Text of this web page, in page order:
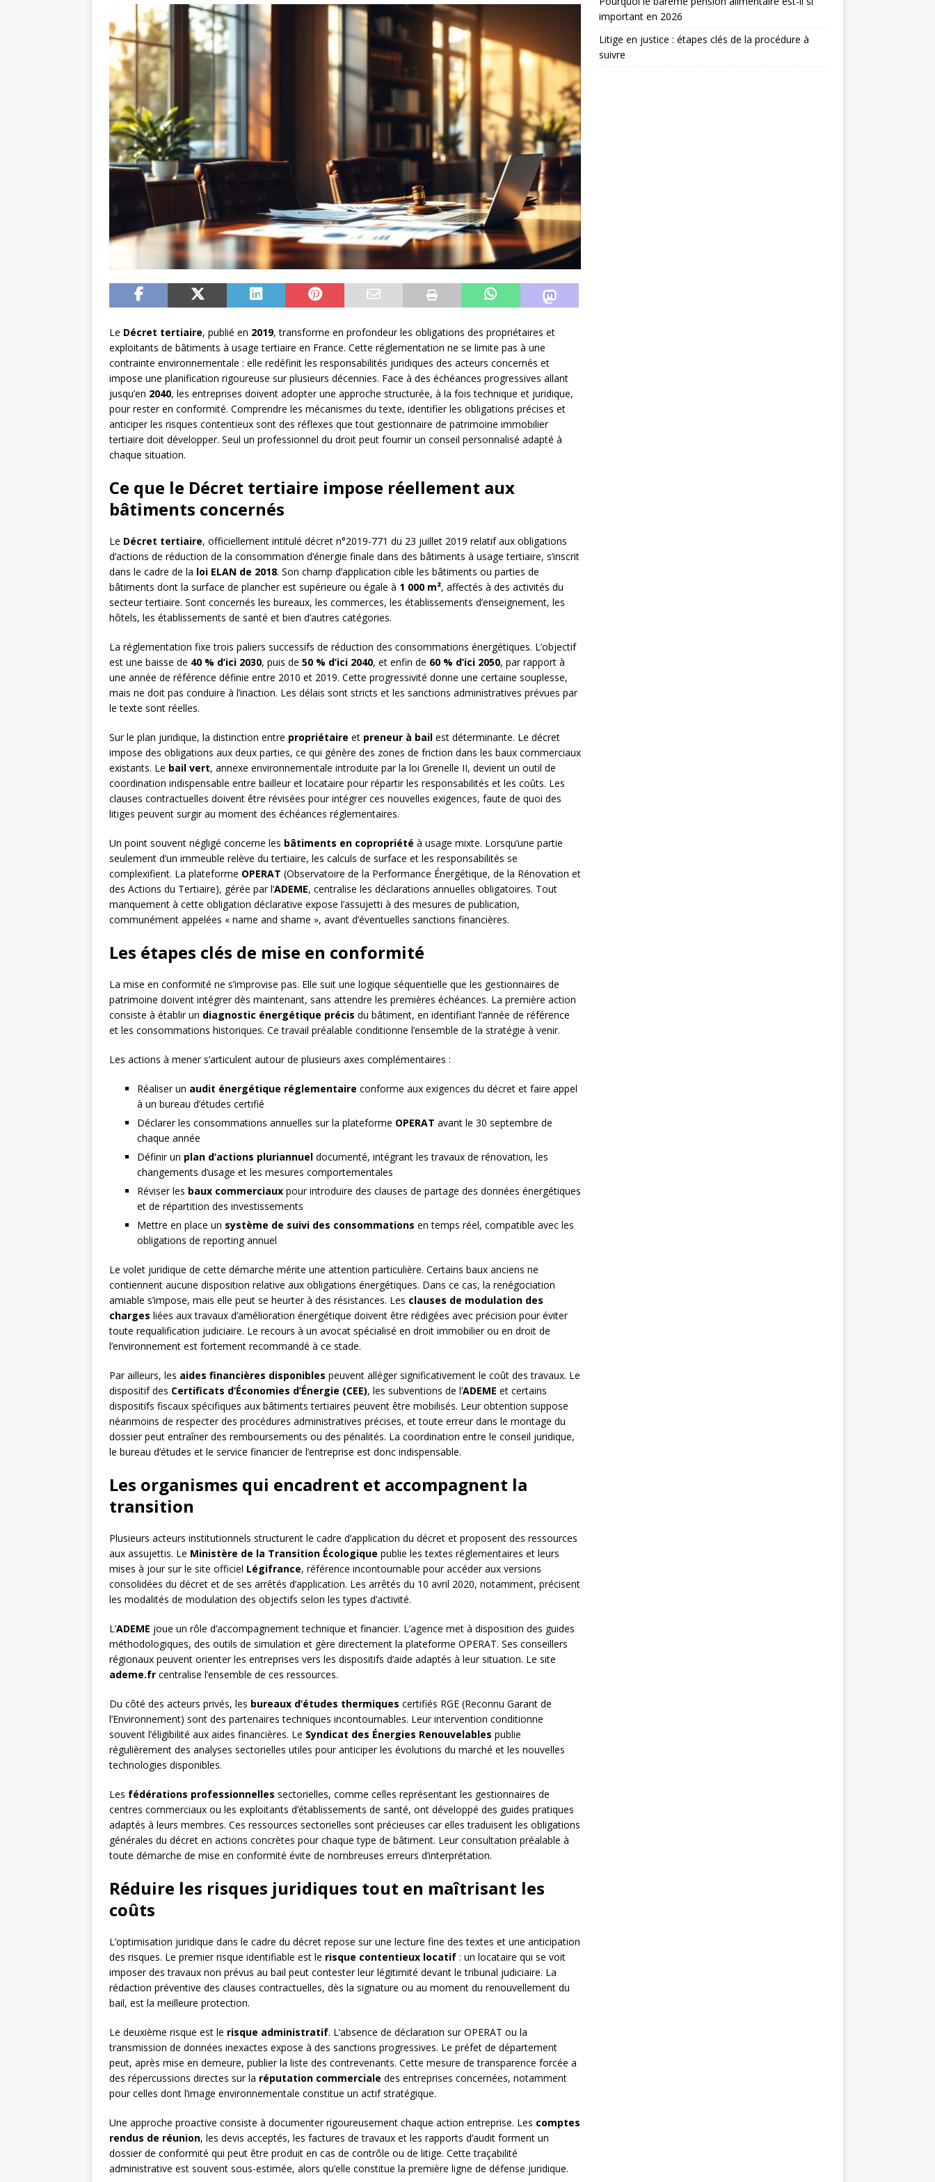
Le Décret tertiaire, publié en 2019, transforme en profondeur les obligations des propriétaires et
exploitants de bâtiments à usage tertiaire en France. Cette réglementation ne se limite pas à une
contrainte environnementale : elle redéfinit les responsabilités juridiques des acteurs concernés et
impose une planification rigoureuse sur plusieurs décennies. Face à des échéances progressives allant
jusqu’en 2040, les entreprises doivent adopter une approche structurée, à la fois technique et juridique,
pour rester en conformité. Comprendre les mécanismes du texte, identifier les obligations précises et
anticiper les risques contentieux sont des réflexes que tout gestionnaire de patrimoine immobilier
tertiaire doit développer. Seul un professionnel du droit peut fournir un conseil personnalisé adapté à
chaque situation.
Ce que le Décret tertiaire impose réellement aux
bâtiments concernés
Le Décret tertiaire, officiellement intitulé décret n°2019-771 du 23 juillet 2019 relatif aux obligations
d’actions de réduction de la consommation d’énergie finale dans des bâtiments à usage tertiaire, s’inscrit
dans le cadre de la loi ELAN de 2018. Son champ d’application cible les bâtiments ou parties de
bâtiments dont la surface de plancher est supérieure ou égale à 1 000 m², affectés à des activités du
secteur tertiaire. Sont concernés les bureaux, les commerces, les établissements d’enseignement, les
hôtels, les établissements de santé et bien d’autres catégories.
La réglementation fixe trois paliers successifs de réduction des consommations énergétiques. L’objectif
est une baisse de 40 % d’ici 2030, puis de 50 % d’ici 2040, et enfin de 60 % d’ici 2050, par rapport à
une année de référence définie entre 2010 et 2019. Cette progressivité donne une certaine souplesse,
mais ne doit pas conduire à l’inaction. Les délais sont stricts et les sanctions administratives prévues par
le texte sont réelles.
Sur le plan juridique, la distinction entre propriétaire et preneur à bail est déterminante. Le décret
impose des obligations aux deux parties, ce qui génère des zones de friction dans les baux commerciaux
existants. Le bail vert, annexe environnementale introduite par la loi Grenelle II, devient un outil de
coordination indispensable entre bailleur et locataire pour répartir les responsabilités et les coûts. Les
clauses contractuelles doivent être révisées pour intégrer ces nouvelles exigences, faute de quoi des
litiges peuvent surgir au moment des échéances réglementaires.
Un point souvent négligé concerne les bâtiments en copropriété à usage mixte. Lorsqu’une partie
seulement d’un immeuble relève du tertiaire, les calculs de surface et les responsabilités se
complexifient. La plateforme OPERAT (Observatoire de la Performance Énergétique, de la Rénovation et
des Actions du Tertiaire), gérée par l’ADEME, centralise les déclarations annuelles obligatoires. Tout
manquement à cette obligation déclarative expose l’assujetti à des mesures de publication,
communément appelées « name and shame », avant d’éventuelles sanctions financières.
Les étapes clés de mise en conformité
La mise en conformité ne s’improvise pas. Elle suit une logique séquentielle que les gestionnaires de
patrimoine doivent intégrer dès maintenant, sans attendre les premières échéances. La première action
consiste à établir un diagnostic énergétique précis du bâtiment, en identifiant l’année de référence
et les consommations historiques. Ce travail préalable conditionne l’ensemble de la stratégie à venir.
Les actions à mener s’articulent autour de plusieurs axes complémentaires :
Réaliser un audit énergétique réglementaire conforme aux exigences du décret et faire appel
à un bureau d’études certifié
Déclarer les consommations annuelles sur la plateforme OPERAT avant le 30 septembre de
chaque année
Définir un plan d’actions pluriannuel documenté, intégrant les travaux de rénovation, les
changements d’usage et les mesures comportementales
Réviser les baux commerciaux pour introduire des clauses de partage des données énergétiques
et de répartition des investissements
Mettre en place un système de suivi des consommations en temps réel, compatible avec les
obligations de reporting annuel
Le volet juridique de cette démarche mérite une attention particulière. Certains baux anciens ne
contiennent aucune disposition relative aux obligations énergétiques. Dans ce cas, la renégociation
amiable s’impose, mais elle peut se heurter à des résistances. Les clauses de modulation des
charges liées aux travaux d’amélioration énergétique doivent être rédigées avec précision pour éviter
toute requalification judiciaire. Le recours à un avocat spécialisé en droit immobilier ou en droit de
l’environnement est fortement recommandé à ce stade.
Par ailleurs, les aides financières disponibles peuvent alléger significativement le coût des travaux. Le
dispositif des Certificats d’Économies d’Énergie (CEE), les subventions de l’ADEME et certains
dispositifs fiscaux spécifiques aux bâtiments tertiaires peuvent être mobilisés. Leur obtention suppose
néanmoins de respecter des procédures administratives précises, et toute erreur dans le montage du
dossier peut entraîner des remboursements ou des pénalités. La coordination entre le conseil juridique,
le bureau d’études et le service financier de l’entreprise est donc indispensable.
Les organismes qui encadrent et accompagnent la
transition
Plusieurs acteurs institutionnels structurent le cadre d’application du décret et proposent des ressources
aux assujettis. Le Ministère de la Transition Écologique publie les textes réglementaires et leurs
mises à jour sur le site officiel Légifrance, référence incontournable pour accéder aux versions
consolidées du décret et de ses arrêtés d’application. Les arrêtés du 10 avril 2020, notamment, précisent
les modalités de modulation des objectifs selon les types d’activité.
L’ADEME joue un rôle d’accompagnement technique et financier. L’agence met à disposition des guides
méthodologiques, des outils de simulation et gère directement la plateforme OPERAT. Ses conseillers
régionaux peuvent orienter les entreprises vers les dispositifs d’aide adaptés à leur situation. Le site
ademe.fr centralise l’ensemble de ces ressources.
Du côté des acteurs privés, les bureaux d’études thermiques certifiés RGE (Reconnu Garant de
l’Environnement) sont des partenaires techniques incontournables. Leur intervention conditionne
souvent l’éligibilité aux aides financières. Le Syndicat des Énergies Renouvelables publie
régulièrement des analyses sectorielles utiles pour anticiper les évolutions du marché et les nouvelles
technologies disponibles.
Les fédérations professionnelles sectorielles, comme celles représentant les gestionnaires de
centres commerciaux ou les exploitants d’établissements de santé, ont développé des guides pratiques
adaptés à leurs membres. Ces ressources sectorielles sont précieuses car elles traduisent les obligations
générales du décret en actions concrètes pour chaque type de bâtiment. Leur consultation préalable à
toute démarche de mise en conformité évite de nombreuses erreurs d’interprétation.
Réduire les risques juridiques tout en maîtrisant les
coûts
L’optimisation juridique dans le cadre du décret repose sur une lecture fine des textes et une anticipation
des risques. Le premier risque identifiable est le risque contentieux locatif : un locataire qui se voit
imposer des travaux non prévus au bail peut contester leur légitimité devant le tribunal judiciaire. La
rédaction préventive des clauses contractuelles, dès la signature ou au moment du renouvellement du
bail, est la meilleure protection.
Le deuxième risque est le risque administratif. L’absence de déclaration sur OPERAT ou la
transmission de données inexactes expose à des sanctions progressives. Le préfet de département
peut, après mise en demeure, publier la liste des contrevenants. Cette mesure de transparence forcée a
des répercussions directes sur la réputation commerciale des entreprises concernées, notamment
pour celles dont l’image environnementale constitue un actif stratégique.
Une approche proactive consiste à documenter rigoureusement chaque action entreprise. Les comptes
rendus de réunion, les devis acceptés, les factures de travaux et les rapports d’audit forment un
dossier de conformité qui peut être produit en cas de contrôle ou de litige. Cette traçabilité
administrative est souvent sous-estimée, alors qu’elle constitue la première ligne de défense juridique.
important en 2026
Litige en justice : étapes clés de la procédure à
suivre